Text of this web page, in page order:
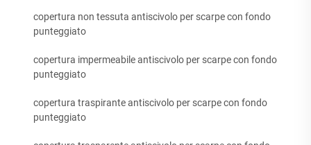
copertura non tessuta antiscivolo per scarpe con fondo
punteggiato
copertura impermeabile antiscivolo per scarpe con fondo
punteggiato
copertura traspirante antiscivolo per scarpe con fondo
punteggiato